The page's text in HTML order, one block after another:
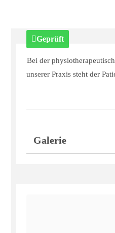
Geprüft
Bei der
unserer Praxis steht der
Galerie